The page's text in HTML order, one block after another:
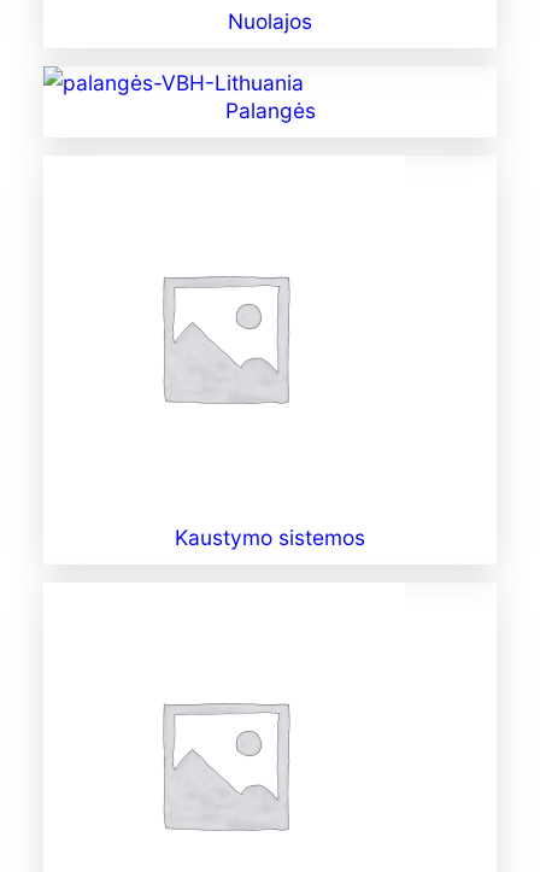
Nuolajos
Palangės
Kaustymo sistemos